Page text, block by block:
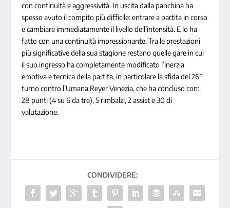
con continuità e aggressività. In uscita dalla panchina ha
spesso avuto il compito più difficile: entrare a partita in corso
e cambiare immediatamente il livello dell’intensità. E lo ha
fatto con una continuità impressionante. Tra le prestazioni
più significative della sua stagione restano quelle gare in cui
il suo ingresso ha completamente modificato l’inerzia
emotiva e tecnica della partita, in particolare la sfida del 26°
turno contro l’Umana Reyer Venezia, che ha concluso con:
28 punti (4 su 6 da tre), 5 rimbalzi, 2 assist e 30 di
valutazione.
CONDIVIDERE: